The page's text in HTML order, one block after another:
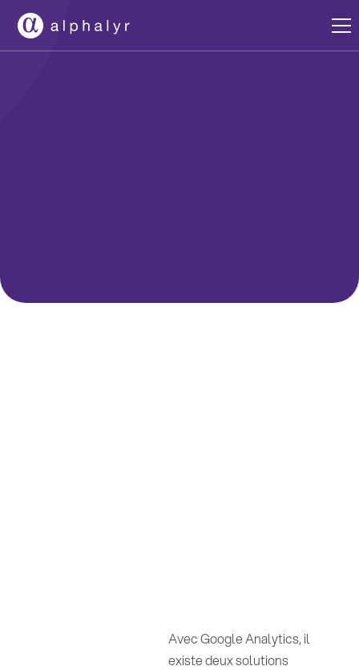
Avec Google Analytics, il
existe deux solutions